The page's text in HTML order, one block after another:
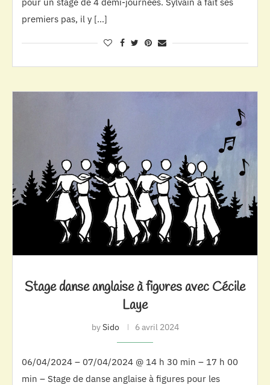
premiers pas, il y […]
Stage danse anglaise à figures avec Cécile
Laye
bySido 6 avril 2024
06/04/2024 – 07/04/2024 @ 14 h 30 min – 17 h 00
min – Stage de danse anglaise à figures pour les